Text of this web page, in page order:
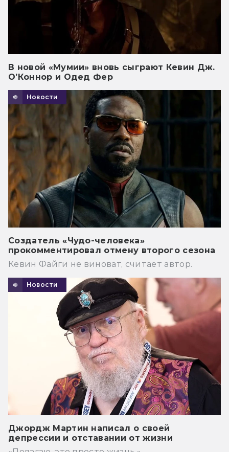
В новой «Мумии» вновь сыграют Кевин Дж.
О’Коннор и Одед Фер
Новости
Создатель «Чудо-человека»
прокомментировал отмену второго сезона
Кевин Файги не виноват, считает автор.
Новости
Джордж Мартин написал о своей
депрессии и отставании от жизни